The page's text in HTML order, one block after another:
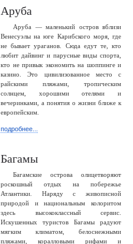
Аруба
Аруба — маленький остров вблизи
Венесуэлы на юге Карибского моря, где
не бывает ураганов. Сюда едут те, кто
любит дайвинг и парусные виды спорта,
кто не привык экономить на шоппинге и
казино. Это цивилизованное место с
райскими пляжами, тропическим
солнцем, хорошими отелями и
вечеринками, а понятия о жизни ближе к
европейским.
подробнее...
Багамы
Багамские острова олицетворяют
роскошный отдых на побережье
Атлантики. Наряду с живописной
природой и национальным колоритом
здесь высококлассный сервис.
Искушенных туристов Багамы радуют
мягким климатом, белоснежными
пляжами, коралловыми рифами и